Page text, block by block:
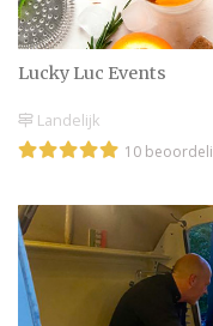
Lucky Luc Events
Landelijk
10